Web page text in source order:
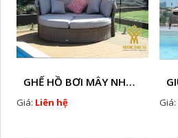
GHẾ HỒ BƠI MÂY NHỰA HTT - B38
Giá: Liên hệ Giá: